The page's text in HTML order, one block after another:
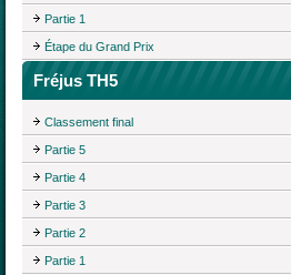
Partie 1
Étape du Grand Prix
Fréjus TH5
Classement final
Partie 5
Partie 4
Partie 3
Partie 2
Partie 1